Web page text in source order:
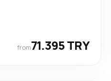
from71.395 TRY